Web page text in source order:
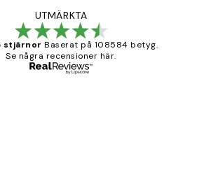
UTMÄRKTA
stjärnor Baserat på 108584 betyg.
Se några recensioner här.